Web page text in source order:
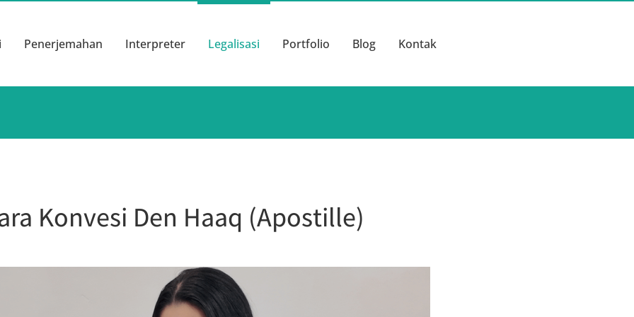
Penerjemahan Interpreter Legalisasi Portfolio Blog Kontak
Konvesi Den Haaq (Apostille)